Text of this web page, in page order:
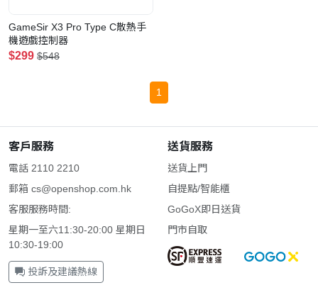
GameSir X3 Pro Type C散熱手
機遊戲控制器
$299 $548
1
客戶服務
電話 2110 2210
郵箱 cs@openshop.com.hk
客服服務時間:
星期一至六11:30-20:00 星期日
10:30-19:00
投訴及建議熱線
送貨服務
送貨上門
自提點/智能櫃
GoGoX即日送貨
門市自取